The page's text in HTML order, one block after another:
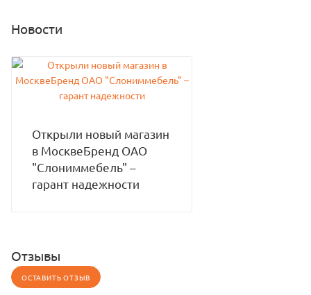
Новости
Открыли новый магазин
в МосквеБренд ОАО
"Слониммебель" –
гарант надежности
Отзывы
ОСТАВИТЬ ОТЗЫВ